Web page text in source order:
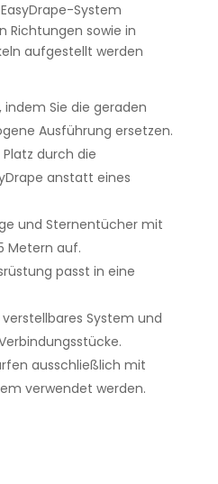
System
Richtungen sowie in
aufgestellt werden
indem Sie die geraden
Ausführung ersetzen.
durch die
anstatt eines
und Sternentücher mit
Metern auf.
passt in eine
System und
ausschließlich mit
verwendet werden.